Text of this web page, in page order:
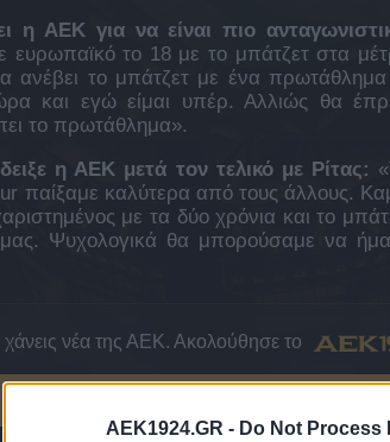
AEK1924.GR - Do Not Process
η ΑΕΚ για να είναι πιο
το 18 με το μπάτζετ στα
ανέβει το μπάτζετ με ένα
και εγώ είμαι υπέρ. Αλλιώς θα
το πρωτάθλημα».
η ΑΕΚ μετά τον τελικό με Ρίτας:
παίξαμε καλύτερα από τους άλλους.
με τα δύο χρόνια και το
μας. Ψυχολογικά θα μπορούσαμε να
νέα της ΑΕΚ. Ακολούθησε το